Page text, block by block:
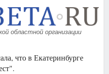
областной организации
что в Екатеринбурге